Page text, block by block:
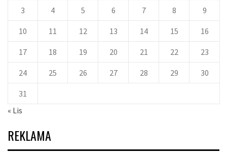
3 4 5 6 7 8 9
10 11 12 13 14 15 16
17 18 19 20 21 22 23
24 25 26 27 28 29 30
31
« Lis
REKLAMA